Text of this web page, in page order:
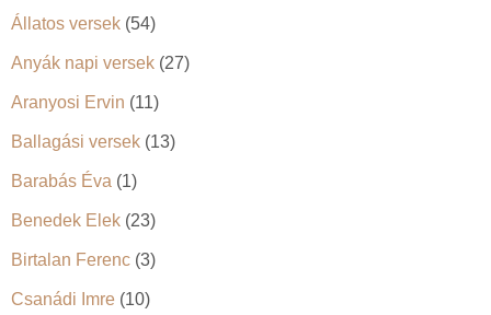
Állatos versek (54)
Anyák napi versek (27)
Aranyosi Ervin (11)
Ballagási versek (13)
Barabás Éva (1)
Benedek Elek (23)
Birtalan Ferenc (3)
Csanádi Imre (10)